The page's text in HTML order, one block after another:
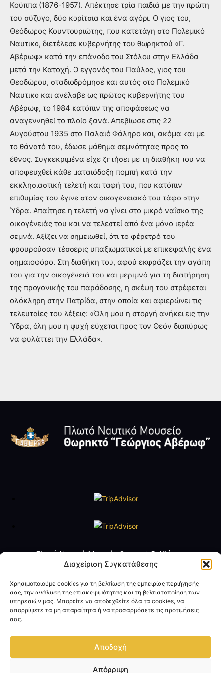
Διαχείριση Συγκατάθεσης
Χρησιμοποιούμε cookies για τη βελτίωση της εμπειρίας περιήγησής
σας, την ανάλυση της επισκεψιμότητας και τη βελτιστοποίηση των
υπηρεσιών μας. Μπορείτε να αποδεχθείτε όλα τα cookies, να
απορρίψετε τα μη απαραίτητα ή να προσαρμόσετε τις προτιμήσεις
σας.
Αποδοχή
Απόρριψη
Κούππα (1876-1957). Απέκτησε τρία παιδιά με την πρώτη
του σύζυγο, δύο κορίτσια και ένα αγόρι. Ο γιος του,
Θεόδωρος Κουντουριώτης, που κατετάγη στο Πολεμικό
Ναυτικό, διετέλεσε κυβερνήτης του θωρηκτού «Γ.
Αβέρωφ» κατά την επάνοδο του Στόλου στην Ελλάδα
μετά την Κατοχή. Ο εγγονός του Παύλος, γιος του
Θεοδώρου, σταδιοδρόμησε και αυτός στο Πολεμικό
Ναυτικό και ανέλαβε ως πρώτος κυβερνήτης του
Αβέρωφ, το 1984 κατόπιν της αποφάσεως να
αναγεννηθεί το πλοίο ξανά. Απεβίωσε στις 22
Αυγούστου 1935 στο Παλαιό Φάληρο και, ακόμα και με
το θάνατό του, έδωσε μάθημα σεμνότητας προς το
έθνος. Συγκεκριμένα είχε ζητήσει με τη διαθήκη του να
αποφευχθεί κάθε ματαιόδοξη πομπή κατά την
εκκλησιαστική τελετή και ταφή του, που κατόπιν
επιθυμίας του έγινε στον οικογενειακό του τάφο στην
Ύδρα. Απαίτησε η τελετή να γίνει στο μικρό ναΐσκο της
οικογένειάς του και να τελεστεί από ένα μόνο ιερέα
σεμνά. Αξίζει να σημειωθεί, ότι το φέρετρό του
φρουρούσαν τέσσερις υπαξιωματικοί με επικεφαλής ένα
σημαιοφόρο. Στη διαθήκη του, αφού εκφράζει την αγάπη
του για την οικογένειά του και μεριμνά για τη διατήρηση
της προγονικής του παράδοσης, η σκέψη του στρέφεται
ολόκληρη στην Πατρίδα, στην οποία και αφιερώνει τις
τελευταίες του λέξεις: «Όλη μου η στοργή ανήκει εις την
Ύδρα, όλη μου η ψυχή εύχεται προς τον Θεόν διαπύρως
να φυλάττει την Ελλάδα».
Πλωτό Ναυτικό Μουσείο Θωρηκτό Γ. Αβέρωφ
Τηλ. +30 2109888211
Ωράριο Λειτουργίας
Τρίτη έως Παρασκευή: 09:00 - 14:00
Σάββατο και Κυριακή: 10:00 - 17:00
Πολιτική Προσωπικών Δεδομένων
Επικοινωνία